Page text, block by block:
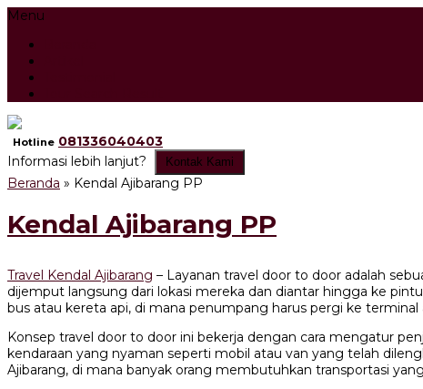
Menu
Hotline 081336040403
Informasi lebih lanjut?
Kontak Kami
Beranda » Kendal Ajibarang PP
Kendal Ajibarang PP
Travel Kendal Ajibarang – Layanan travel door to door adalah
dijemput langsung dari lokasi mereka dan diantar hingga ke
bus atau kereta api, di mana penumpang harus pergi ke
Konsep travel door to door ini bekerja dengan cara mengatur
kendaraan yang nyaman seperti mobil atau van yang telah
Ajibarang, di mana banyak orang membutuhkan transportasi